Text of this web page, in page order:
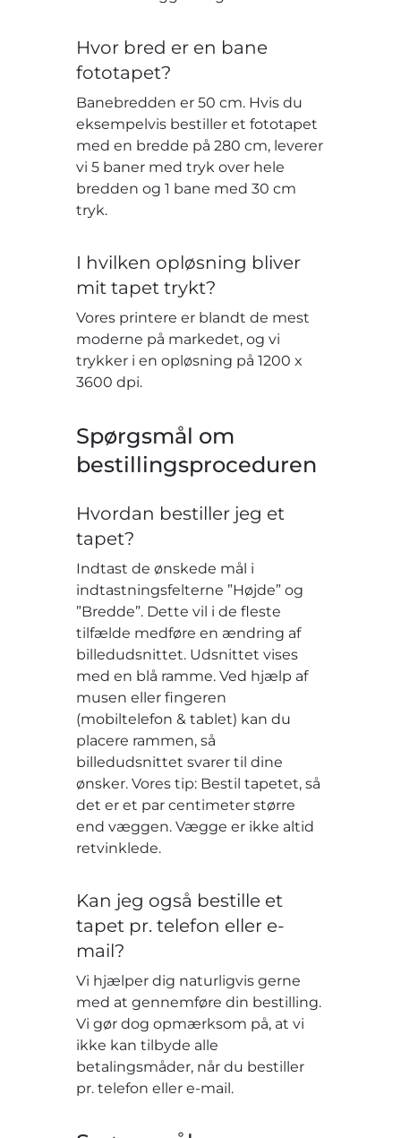
Hvor bred er en bane
fototapet?
Banebredden er 50 cm. Hvis du
eksempelvis bestiller et fototapet
med en bredde på 280 cm, leverer
vi 5 baner med tryk over hele
bredden og 1 bane med 30 cm
tryk.
I hvilken opløsning bliver
mit tapet trykt?
Vores printere er blandt de mest
moderne på markedet, og vi
trykker i en opløsning på 1200 x
3600 dpi.
Spørgsmål om
bestillingsproceduren
Hvordan bestiller jeg et
tapet?
Indtast de ønskede mål i
indtastningsfelterne ”Højde” og
”Bredde”. Dette vil i de fleste
tilfælde medføre en ændring af
billedudsnittet. Udsnittet vises
med en blå ramme. Ved hjælp af
musen eller fingeren
(mobiltelefon & tablet) kan du
placere rammen, så
billedudsnittet svarer til dine
ønsker. Vores tip: Bestil tapetet, så
det er et par centimeter større
end væggen. Vægge er ikke altid
retvinklede.
Kan jeg også bestille et
tapet pr. telefon eller e-
mail?
Vi hjælper dig naturligvis gerne
med at gennemføre din bestilling.
Vi gør dog opmærksom på, at vi
ikke kan tilbyde alle
betalingsmåder, når du bestiller
pr. telefon eller e-mail.